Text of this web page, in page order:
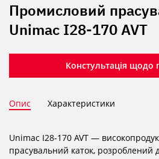
Промисловий
Unimac I28-170 AVT
Констультація щодо
Опис Характеристики
Unimac I28-170 AVT —
прасувальний каток, розроблений